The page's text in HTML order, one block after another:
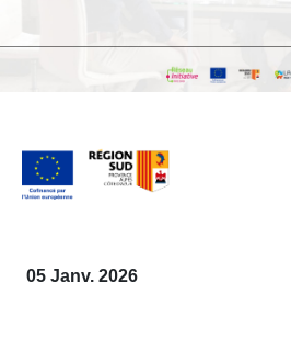
05 Janv. 2026